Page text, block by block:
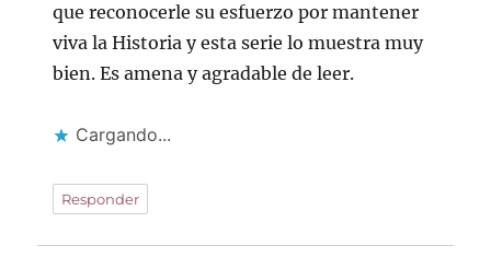
que reconocerle su esfuerzo por mantener
viva la Historia y esta serie lo muestra muy
bien. Es amena y agradable de leer.
Cargando...
Responder